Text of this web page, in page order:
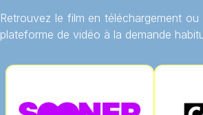
Retrouvez le film en téléchargement
plateforme de vidéo à la demande